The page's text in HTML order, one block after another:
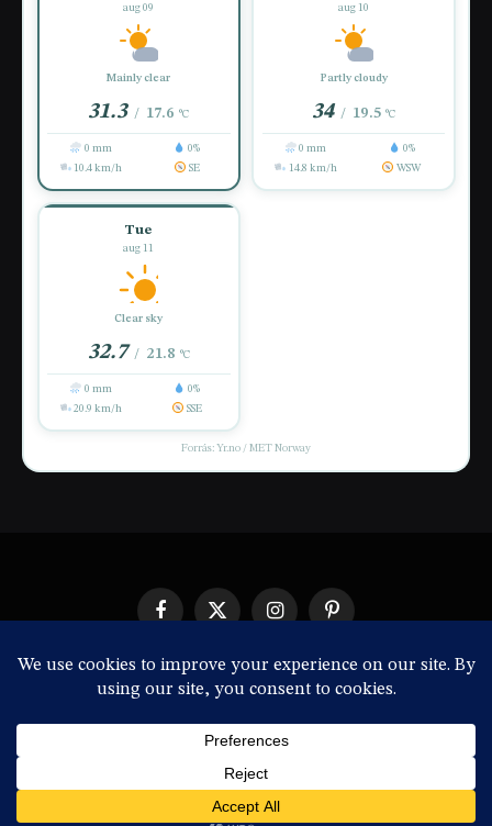
aug 09
Mainly clear
31.3 / 17.6 °C
0 mm
0%
10.4 km/h
SE
aug 10
Partly cloudy
34 / 19.5 °C
0 mm
0%
14.8 km/h
WSW
Tue
aug 11
Clear sky
32.7 / 21.8 °C
0 mm
0%
20.9 km/h
SSE
Forrás: Yr.no / MET Norway
FacebookX
InstagramPinterest
IMPRESSZUM
© 2026 ThemeSphere. Designed by